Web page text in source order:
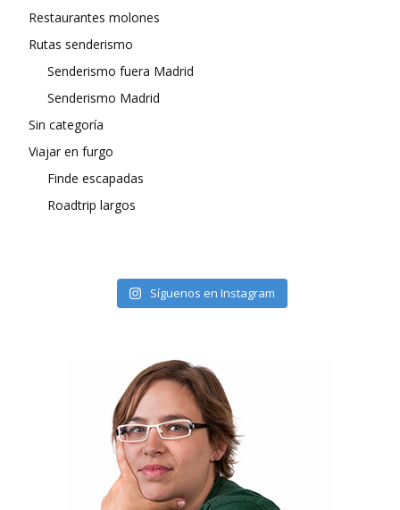
Restaurantes molones
Rutas senderismo
Senderismo fuera Madrid
Senderismo Madrid
Sin categoría
Viajar en furgo
Finde escapadas
Roadtrip largos
Síguenos en Instagram